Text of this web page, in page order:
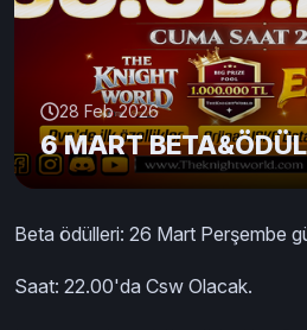
28 Feb 2026
6 MART
Beta ödülleri: 26 Mart Perşembe
Saat: 22.00'da Csw Olacak.